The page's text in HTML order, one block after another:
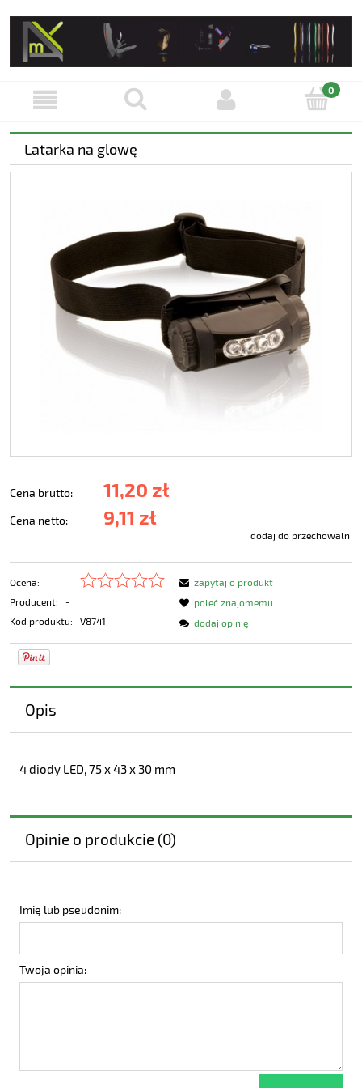
Latarka na glowę
Cena brutto: 11,20 zł
Cena netto: 9,11 zł
dodaj do przechowalni
Ocena:
Producent:
-
Kod produktu:
V8741
zapytaj o produkt
poleć znajomemu
dodaj opinię
Opis
4 diody LED, 75 x 43 x 30 mm
Opinie o produkcie (0)
Imię lub pseudonim:
Twoja opinia: